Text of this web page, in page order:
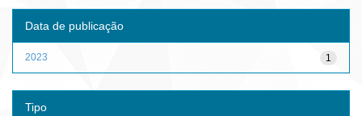
Data de publicação
1
2023
Tipo